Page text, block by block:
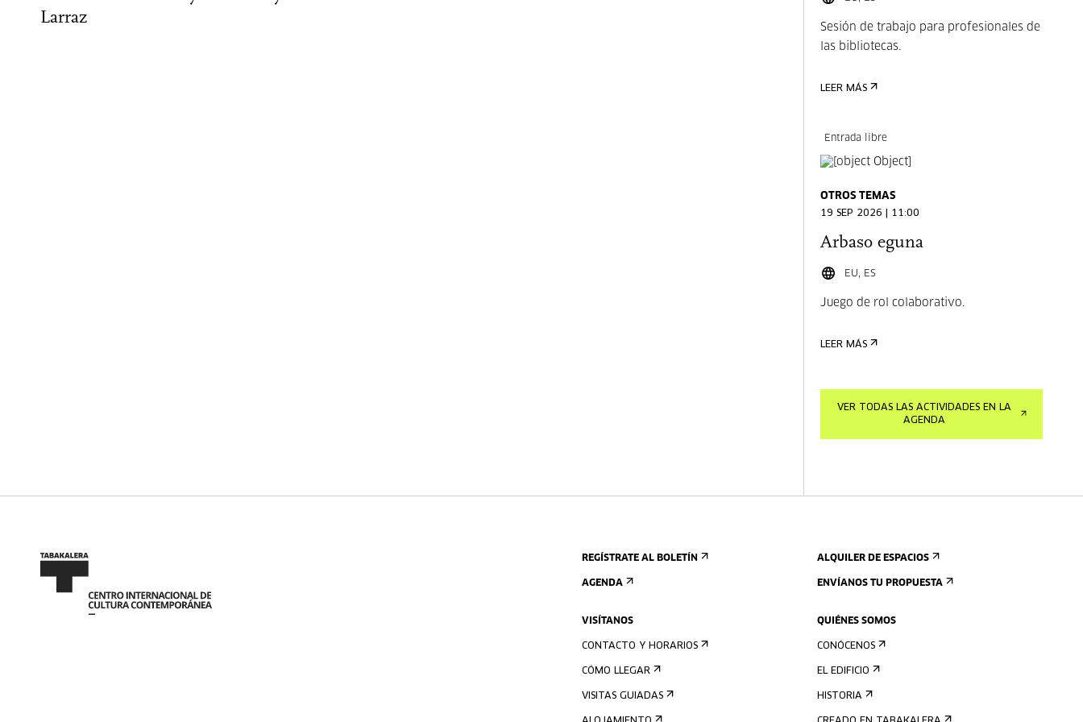
Larraz
Sesión de trabajo para profesionales de
las bibliotecas.
LEER MÁS
Entrada libre
OTROS TEMAS
19 SEP 2026 | 11:00
Arbaso eguna
EU, ES
Juego de rol colaborativo.
LEER MÁS
VER TODAS LAS ACTIVIDADES EN LA
AGENDA
REGÍSTRATE AL BOLETÍN
AGENDA
VISÍTANOS
CONTACTO Y HORARIOS
CÓMO LLEGAR
VISITAS GUIADAS
ALQUILER DE ESPACIOS
ENVÍANOS TU PROPUESTA
QUIÉNES SOMOS
CONÓCENOS
EL EDIFICIO
HISTORIA